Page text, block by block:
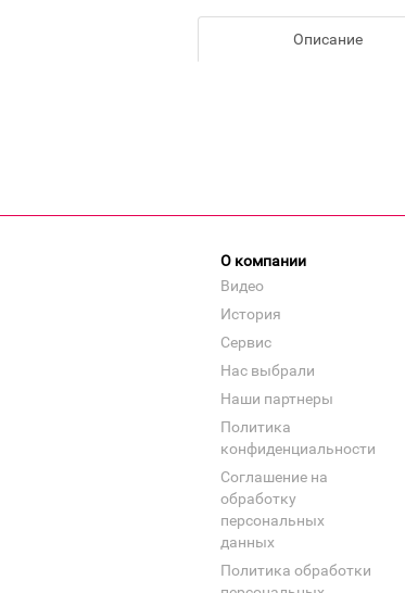
Описание
О компании
Видео
История
Сервис
Нас выбрали
Наши партнеры
Политика
конфиденциальности
Соглашение на
обработку
персональных
данных
Политика обработки